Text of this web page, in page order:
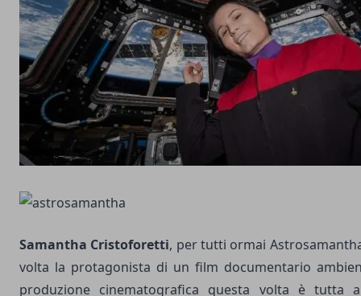
Samantha Cristoforetti, per tutti ormai
volta la protagonista di un film documentario
produzione cinematografica questa volta è tutta